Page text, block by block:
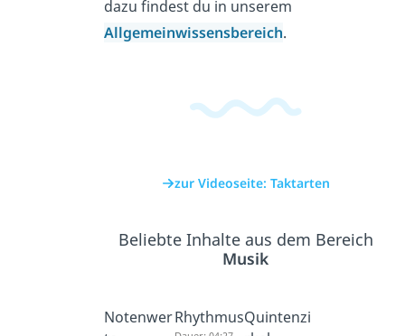
dazu findest du in unserem
Allgemeinwissensbereich.
zur Videoseite: Taktarten
Beliebte Inhalte aus dem Bereich
Musik
NotenwerRhythmusQuintenzi